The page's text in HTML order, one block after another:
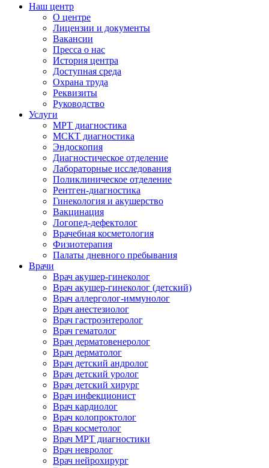
Наш центр
О центре
Лицензии и документы
Вакансии
Пресса о нас
История центра
Доступная среда
Охрана труда
Реквизиты
Руководство
Услуги
МРТ диагностика
МСКТ диагностика
Эндоскопия
Диагностическое отделение
Лабораторные исследования
Поликлиническое отделение
Рентген-диагностика
Гинекология и акушерство
Вакцинация
Логопед-дефектолог
Врачебная косметология
Физиотерапия
Палаты дневного пребывания
Врачи
Врач акушер-гинеколог
Врач акушер-гинеколог (детский)
Врач аллерголог-иммунолог
Врач анестезиолог
Врач гастроэнтеролог
Врач гематолог
Врач дерматовенеролог
Врач дерматолог
Врач детский андролог
Врач детский уролог
Врач детский хирург
Врач инфекционист
Врач кардиолог
Врач колопроктолог
Врач косметолог
Врач МРТ диагностики
Врач невролог
Врач нейрохирург